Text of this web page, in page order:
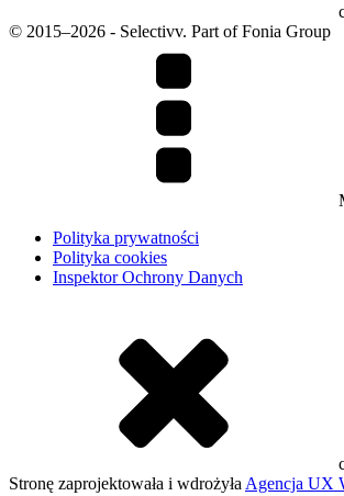
© 2015–2026 - Selectivv. Part of Fonia Group
Polityka prywatności
Polityka cookies
Inspektor Ochrony Danych
Stronę zaprojektowała i wdrożyła Agencja UX